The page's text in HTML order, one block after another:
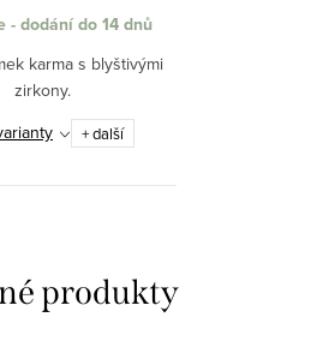
- dodání do 14 dnů
karma s blyštivými
zirkony.
+ další